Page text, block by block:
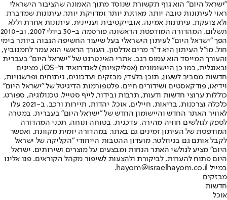
"ישראל היום" הוא גוף תקשורת שנוסד מתוך האמונה שהציבור הישראלי
ראוי לעיתונות טובה יותר, מאוזנת יותר ומדויקת יותר. עיתונות שמדברת
ולא צועקת. עיתונות אמינה, אובייקטיבית ועניינית. עיתונות אחרת וללא
תשלום. המהדורה המודפסת הראשונה פורסמה ב-30 ביולי 2007, וב-2010
הפך "ישראל היום" לעיתון הישראלי בעל שיעור החשיפה הגבוה ביותר בימי
חול. מו"ל העיתון היא ד"ר מרים אדלסון. העורך הראשי הוא עמר לחמנוביץ,
והעורך המייסד הוא עמוס רגב. אתרי האינטרנט של "ישראל היום" בעברית
ובאנגלית, כמו כן היישומונים (אפליקציות) לאנדרואיד ול-iOS, מציגים
חדשות מסביב לשעון, תוכן בלעדי, מבזקים ועדכונים, ניתוחים ופרשנויות,
וידיאו, פודקאסטים ושידורים חיים. פלטפורמות הדיגיטל של "ישראל היום"
כוללות ערוצי חדשות ודעות, תרבות ובידור, לייף סטייל, טכנולוגיה, ספורט,
כלכלה וצרכנות, בריאות, חיילים, אוכל, יהדות, תיירות ורכב. ב-2021 עלו
לאוויר האתר החדש והיישומון החדש של "ישראל היום" בעברית, במטרה
לספק לגולשים חוויה מהירה, עדכנית, בטוחה ונוחה. תכני המהדורה
המודפסת של העיתון זמינים גם באתר, במהדורה יומית מקוונת, ואפשר
לקבל אותם גם בניוזלטר. מועדון ההטבות הייחודי "הקליקה של ישראל
היום" מציע לגולשי האתר הנחות ומבצעים על מוצרים ושירותים. ישראל
היום פתוח להערות, לביקורת ולהצעות לשיפור מקהל הקוראים. פנו אלינו
במייל hayom@israelhayom.co.il.
מבזקים
חדשות
אוכל